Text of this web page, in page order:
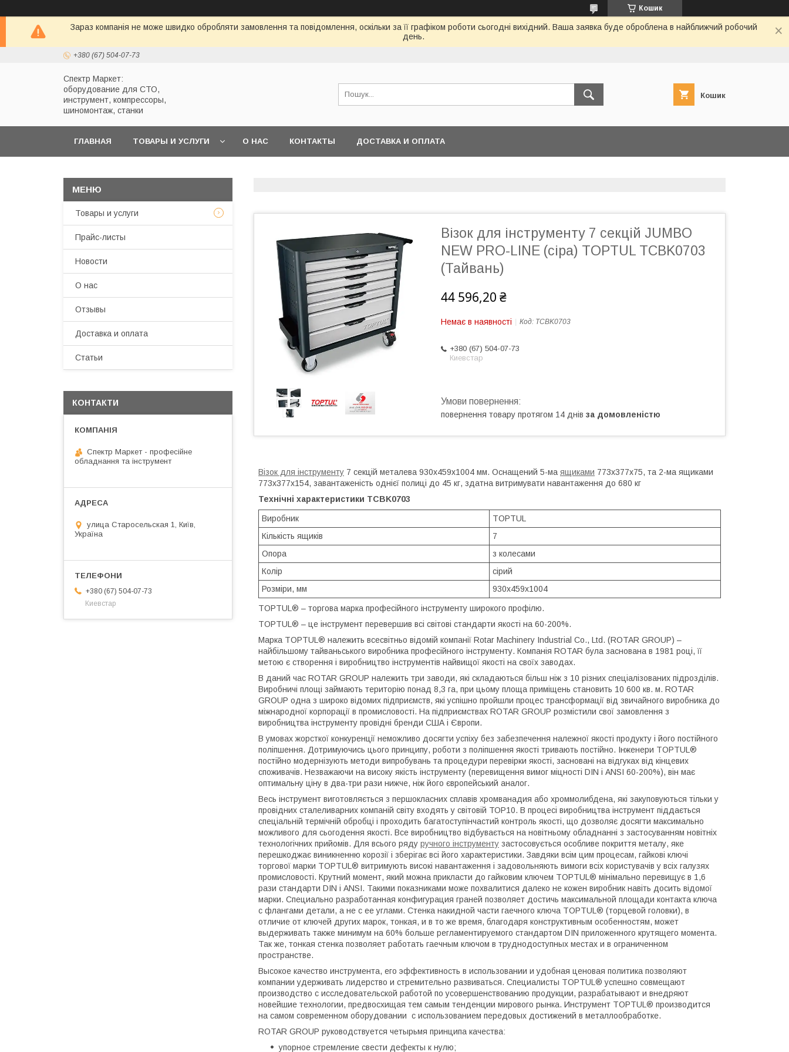
Кошик
Зараз компанія не може швидко обробляти замовлення та повідомлення, оскільки за її графіком роботи сьогодні вихідний. Ваша заявка буде оброблена в найближчий робочий
день.
+380 (67) 504-07-73
Спектр Маркет:
оборудование для СТО,
инструмент, компрессоры,
шиномонтаж, станки
Кошик
ГЛАВНАЯ ТОВАРЫ И УСЛУГИ О НАС КОНТАКТЫ ДОСТАВКА И ОПЛАТА
Візок для інструменту 7 секцій JUMBO
NEW PRO-LINE (сіра) TOPTUL TCBK0703
(Тайвань)
44 596,20 ₴
Немає в наявності Код: TCBK0703
+380 (67) 504-07-73
Киевстар
повернення товару протягом 14 днів за домовленістю
Візок для інструменту 7 секцій металева 930x459x1004 мм. Оснащений 5-ма ящиками 773x377x75, та 2-ма ящиками
773x377x154, завантаженість однієї полиці до 45 кг, здатна витримувати навантаження до 680 кг
Технічні характеристики TCBK0703
Виробник
TOPTUL
Кількість ящиків
7
Опора
з колесами
Колір
сірий
Розміри, мм
930x459x1004
TOPTUL® – торгова марка професійного інструменту широкого профілю.
TOPTUL® – це інструмент перевершив всі світові стандарти якості на 60-200%.
Марка TOPTUL® належить всесвітньо відомій компанії Rotar Machinery Industrial Co., Ltd. (ROTAR GROUP) –
найбільшому тайваньського виробника професійного інструменту. Компанія ROTAR була заснована в 1981 році, її
метою є створення і виробництво інструментів найвищої якості на своїх заводах.
В даний час ROTAR GROUP належить три заводи, які складаються більш ніж з 10 різних спеціалізованих підрозділів.
Виробничі площі займають територію понад 8,3 га, при цьому площа приміщень становить 10 600 кв. м. ROTAR
GROUP одна з широко відомих підприємств, які успішно пройшли процес трансформації від звичайного виробника до
міжнародної корпорації в промисловості. На підприємствах ROTAR GROUP розмістили свої замовлення з
виробництва інструменту провідні бренди США і Європи.
В умовах жорсткої конкуренції неможливо досягти успіху без забезпечення належної якості продукту і його постійного
поліпшення. Дотримуючись цього принципу, роботи з поліпшення якості тривають постійно. Інженери TOPTUL®
постійно модернізують методи випробувань та процедури перевірки якості, засновані на відгуках від кінцевих
споживачів. Незважаючи на високу якість інструменту (перевищення вимог міцності DIN і ANSI 60-200%), він має
оптимальну ціну в два-три рази нижче, ніж його європейський аналог.
Весь інструмент виготовляється з першокласних сплавів хромванадия або хроммолибдена, які закуповуються тільки у
провідних сталеливарних компаній світу входять у світовій ТОР10. В процесі виробництва інструмент піддається
спеціальній термічній обробці і проходить багатоступінчастий контроль якості, що дозволяє досягти максимально
можливого для сьогодення якості. Все виробництво відбувається на новітньому обладнанні з застосуванням новітніх
технологічних прийомів. Для всього ряду ручного інструменту застосовується особливе покриття металу, яке
перешкоджає виникненню корозії і зберігає всі його характеристики. Завдяки всім цим процесам, гайкові ключі
торгової марки TOPTUL® витримують високі навантаження і задовольняють вимоги всіх користувачів у всіх галузях
промисловості. Крутний момент, який можна прикласти до гайковим ключем TOPTUL® мінімально перевищує в 1,6
рази стандарти DIN і ANSI. Такими показниками може похвалитися далеко не кожен виробник навіть досить відомої
марки. Специально разработанная конфигурация граней позволяет достичь максимальной площади контакта ключа
с флангами детали, а не с ее углами. Стенка накидной части гаечного ключа TOPTUL® (торцевой головки), в
отличие от ключей других марок, тонкая, и в то же время, благодаря конструктивным особенностям, может
выдерживать также минимум на 60% больше регламентируемого стандартом DIN приложенного крутящего момента.
Так же, тонкая стенка позволяет работать гаечным ключом в труднодоступных местах и в ограниченном
пространстве.
Высокое качество инструмента, его эффективность в использовании и удобная ценовая политика позволяют
компании удерживать лидерство и стремительно развиваться. Специалисты TOPTUL® успешно совмещают
производство с исследовательской работой по усовершенствованию продукции, разрабатывают и внедряют
новейшие технологии, предвосхищая тем самым тенденции мирового рынка. Инструмент TOPTUL® производится
на самом современном оборудовании с использованием передовых достижений в металлообработке.
ROTAR GROUP руководствуется четырьмя принципа качества:
упорное стремление свести дефекты к нулю;
Товары и услуги
Прайс-листы
Новости
О нас
Отзывы
Доставка и оплата
Статьи
КОНТАКТИ
Спектр Маркет - професійне
обладнання та інструмент
улица Старосельская 1, Київ,
Україна
+380 (67) 504-07-73
Киевстар